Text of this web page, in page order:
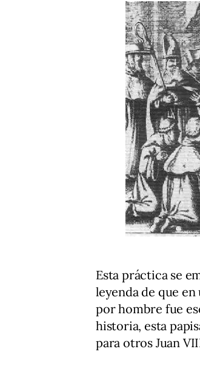
Esta práctica se
leyenda de que
por hombre fue
historia, esta
para otros Juan